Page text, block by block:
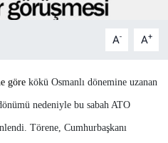
A- A+
görekökü Osmanlı dönemine uzanan
nedeniyle bu sabah ATO
Törene, Cumhurbaşkanı